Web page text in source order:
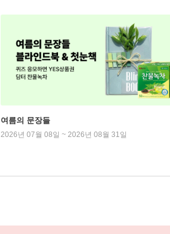
여름의 문장들
2026년 07월 08일 ~ 2026년 08월 31일